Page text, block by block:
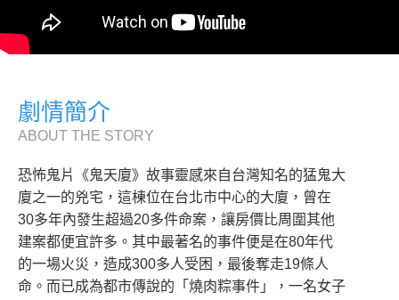
劇情簡介
ABOUT THE STORY
恐怖鬼片《鬼天廈》故事靈感來自台灣知名的猛鬼大
廈之一的兇宅，這棟位在台北市中心的大廈，曾在
30多年內發生超過20多件命案，讓房價比周圍其他
建案都便宜許多。其中最著名的事件便是在80年代
的一場火災，造成300多人受困，最後奪走19條人
命。而已成為都市傳說的「燒肉粽事件」，一名女子